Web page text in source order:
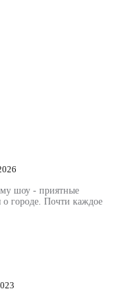
шоу - приятные
городе. Почти каждое